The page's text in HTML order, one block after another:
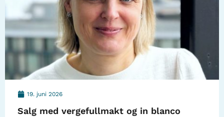
19. juni 2026
Salg med vergefullmakt og in blanco